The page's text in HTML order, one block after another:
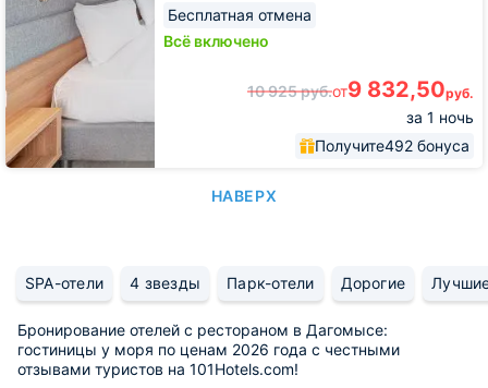
Бесплатная отмена
Всё включено
10 925руб.от9 832,50руб.
за 1 ночь
Получите492 бонуса
НАВЕРХ
SPA-отели 4 звезды Парк-отели Дорогие
Бронирование отелей с рестораном в Дагомысе:
гостиницы у моря по ценам 2026 года с честными
отзывами туристов на 101Hotels.com!